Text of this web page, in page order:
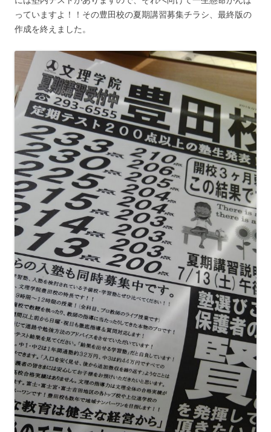
っていますよ！！その豊田校の夏期講習募集チラシ、最終版の
作成を終えました。